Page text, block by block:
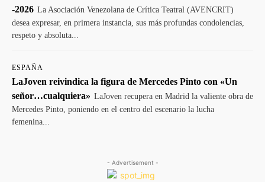
-2026 La Asociación Venezolana de Crítica Teatral (AVENCRIT)
desea expresar, en primera instancia, sus más profundas condolencias,
respeto y absoluta...
ESPAÑA
LaJoven reivindica la figura de Mercedes Pinto con «Un
señor…cualquiera» LaJoven recupera en Madrid la valiente obra de
Mercedes Pinto, poniendo en el centro del escenario la lucha
femenina...
- Advertisement -